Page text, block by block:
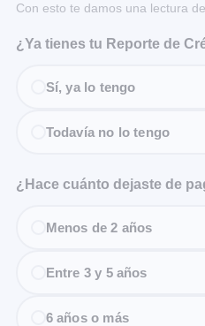
Con esto te damos una lectura
¿Ya tienes tu Reporte de
Sí, ya lo tengo
Todavía no lo tengo
¿Hace cuánto dejaste de
Menos de 2 años
Entre 3 y 5 años
6 años o más